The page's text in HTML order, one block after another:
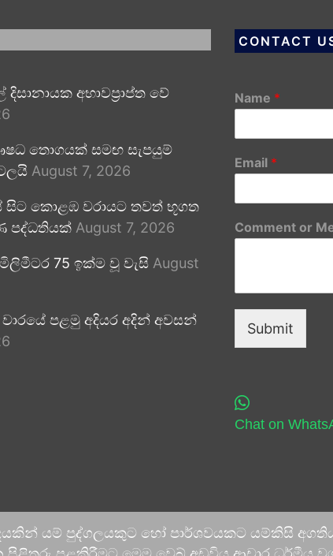
දිසානායක අභාවප්‍රාප්ත වේ
තොගයක් සමඟ සැපයුම්
August 7, 2026
සිට කොළඹ වරායට තවත් භූගත
පද්ධතියක් August 7, 2026
මිලිමීටර 75 ඉක්ම වූ වැසි August
පළමු අදියර අදින් අවසන්
CONTACT
Name *
Email *
Comment or
Submit
Chat on
යම් පුද්ගලයකුට හෝ පාර්ශවයකට යම්කිසි